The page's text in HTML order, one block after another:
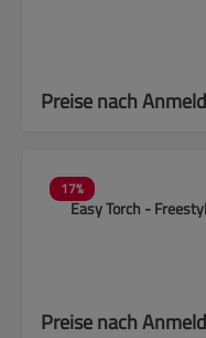
Preise nach
17%
Easy Torch -
Preise nach